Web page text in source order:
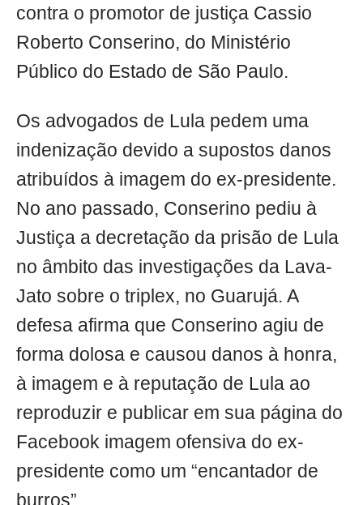
contra o promotor de justiça Cassio
Roberto Conserino, do Ministério
Público do Estado de São Paulo.
Os advogados de Lula pedem uma
indenização devido a supostos danos
atribuídos à imagem do ex-presidente.
No ano passado, Conserino pediu à
Justiça a decretação da prisão de Lula
no âmbito das investigações da Lava-
Jato sobre o triplex, no Guarujá. A
defesa afirma que Conserino agiu de
forma dolosa e causou danos à honra,
à imagem e à reputação de Lula ao
reproduzir e publicar em sua página do
Facebook imagem ofensiva do ex-
presidente como um “encantador de
burros”.